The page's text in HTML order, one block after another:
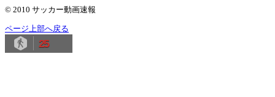
© 2010 サッカー動画速報
ページ上部へ戻る
25